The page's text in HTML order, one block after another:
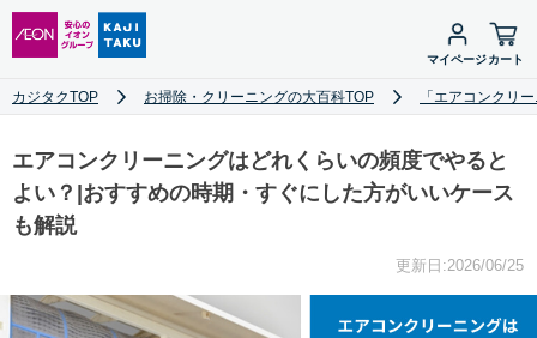
マイページカート
カジタクTOP お掃除・クリーニングの大百科TOP 「エアコンクリ
エアコンクリーニングはどれくらいの頻度でやると
よい？|おすすめの時期・すぐにした方がいいケース
も解説
更新日:2026/06/25